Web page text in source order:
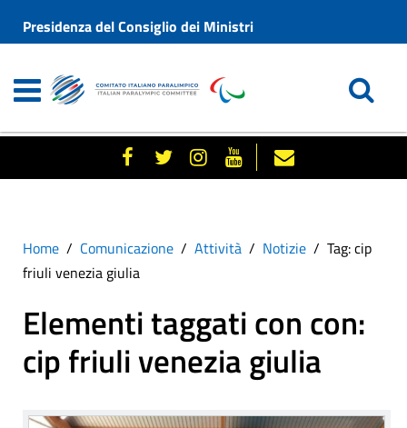
Presidenza del Consiglio dei Ministri
Home Comunicazione Attività Notizie
Tag: cip
friuli venezia giulia
Elementi taggati con con:
cip friuli venezia giulia